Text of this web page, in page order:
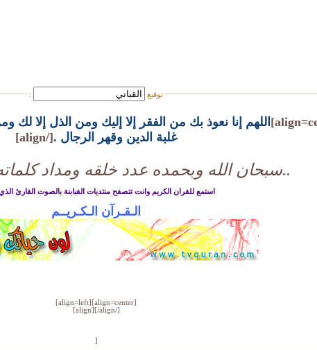
توقيع
اللهم إنا نعوذ بك من الفقر إلا إليك ومن الذل إلا
غلبة الدين وقهر الرجال .[/align]
..سبحان الله وبحمده عدد خلقه ومداد
استمع للقران الكريم وانت تتصفح منتديات القبابنة بالصوت القارئ
الـقـرآن الـكـريــم
[align=left][align=center]
[/align][/align]
[